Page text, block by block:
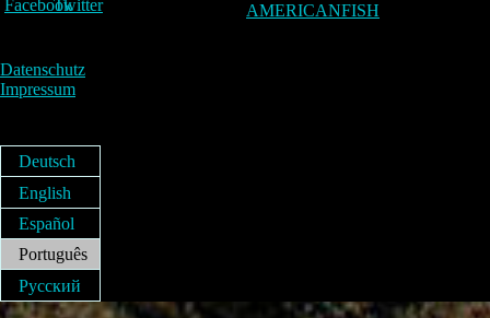
AMERICANFISH
Datenschutz
Impressum
Deutsch
English
Español
Português
Русский